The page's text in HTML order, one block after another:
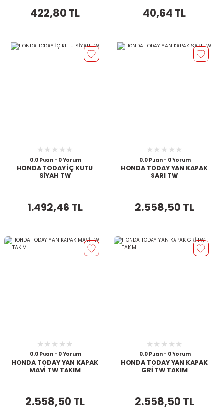
422,80 TL 40,64 TL
0.0 Puan - 0 Yorum
HONDA TODAY İÇ KUTU
SİYAH TW
1.492,46 TL
0.0 Puan - 0 Yorum
HONDA TODAY YAN KAPAK
SARI TW
2.558,50 TL
0.0 Puan - 0 Yorum
HONDA TODAY YAN KAPAK
MAVİ TW TAKIM
2.558,50 TL
0.0 Puan - 0 Yorum
HONDA TODAY YAN KAPAK
GRİ TW TAKIM
2.558,50 TL